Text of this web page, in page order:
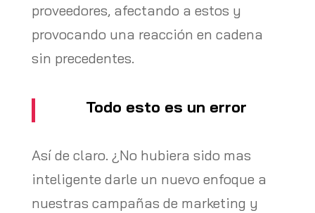
proveedores, afectando a estos y
provocando una reacción en cadena
sin precedentes.
Todo esto es un error
Así de claro. ¿No hubiera sido mas
inteligente darle un nuevo enfoque a
nuestras campañas de marketing y